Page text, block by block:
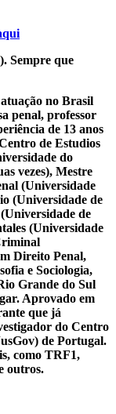
). Sempre que
no Brasil
penal, professor
de 13 anos
de Estudios
do
vezes), Mestre
(Universidade
(Universidade de
de
(Universidade
Direito Penal,
e Sociologia,
Grande do Sul
Aprovado em
que já
do Centro
de Portugal.
como TRF1,
outros.